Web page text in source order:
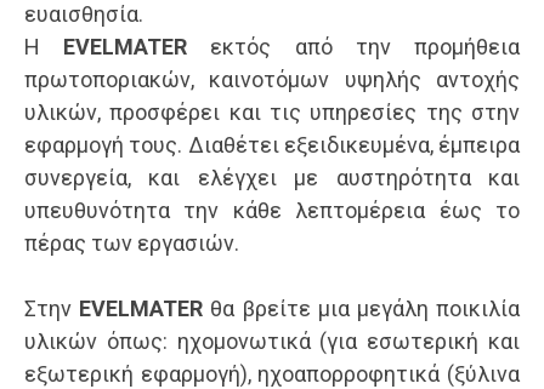
ευαισθησία.
Η EVELMATER εκτός από την προμήθεια
πρωτοποριακών, καινοτόμων υψηλής αντοχής
υλικών, προσφέρει και τις υπηρεσίες της στην
εφαρμογή τους. Διαθέτει εξειδικευμένα, έμπειρα
συνεργεία, και ελέγχει με αυστηρότητα και
υπευθυνότητα την κάθε λεπτομέρεια έως το
πέρας των εργασιών.
Στην EVELMATER θα βρείτε μια μεγάλη ποικιλία
υλικών όπως: ηχομονωτικά (για εσωτερική και
εξωτερική εφαρμογή), ηχοαπορροφητικά (ξύλινα